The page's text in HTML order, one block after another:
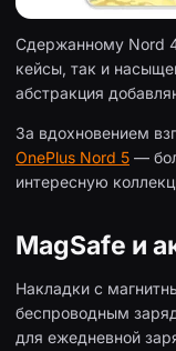
Сдержанному Nord
кейсы, так и
абстракция
За вдохновением
OnePlus Nord 5 —
интересную
MagSafe и
Накладки с
беспроводным
для ежедневной